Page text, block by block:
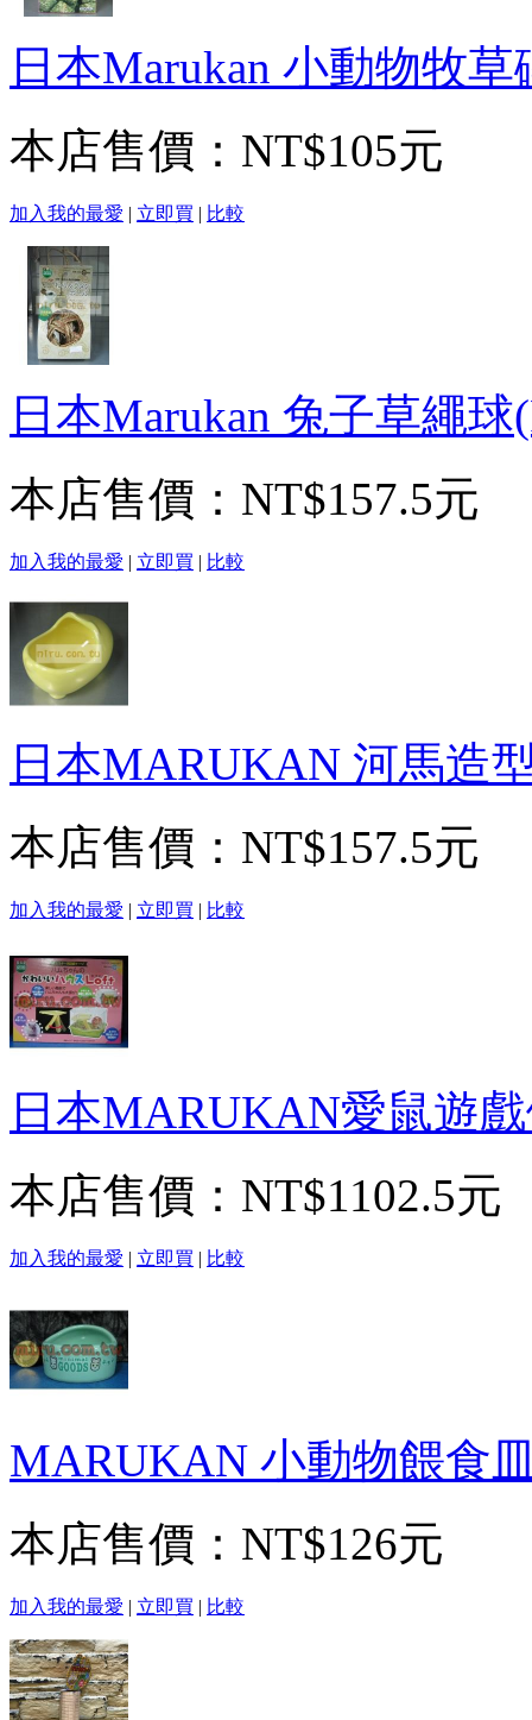
日本Marukan 小動物牧
本店售價： NT$105元
加入我的最愛 | 立即買 | 比較
日本Marukan 兔子草繩
本店售價： NT$157.5元
加入我的最愛 | 立即買 | 比較
日本MARUKAN 河馬造
本店售價： NT$157.5元
加入我的最愛 | 立即買 | 比較
日本MARUKAN愛鼠遊
本店售價： NT$1102.5元
加入我的最愛 | 立即買 | 比較
MARUKAN 小動物餵食
本店售價： NT$126元
加入我的最愛 | 立即買 | 比較